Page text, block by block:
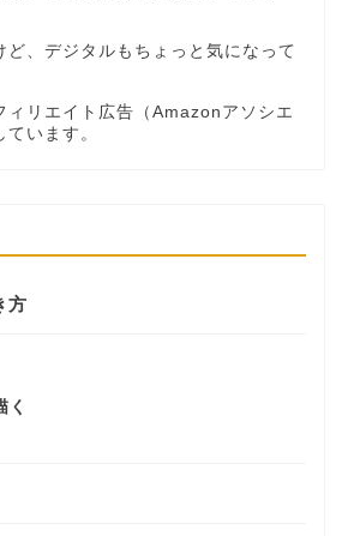
ど、デジタルもちょっと気になって
リエイト広告（Amazonアソシエ
います。
方
く